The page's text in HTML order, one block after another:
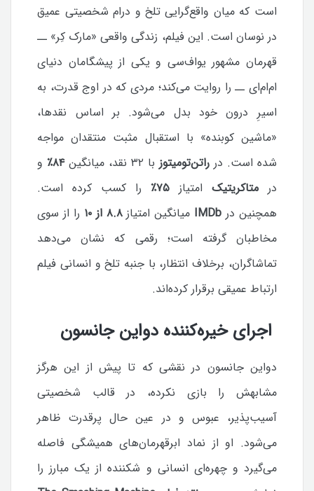
است که میان واقع‌گرایی تلخ و درام شخصیتی عمیق
در نوسان است. این فیلم، زندگی واقعی «مارک کِر» ــ
قهرمان مشهور یو‌اف‌سی و یکی از پیشگامان دنیای
ام‌ام‌ای ــ را روایت می‌کند؛ مردی که در اوج قدرت، به
اسیرِ درون خود بدل می‌شود. بر اساس نقدها،
«ماشین کوبنده» با استقبال مثبت منتقدان مواجه
شده است. درراتن‌تومیتوزبا ۳۲ نقد، میانگین ۸۴٪ و
درمتاکریتیک امتیاز ۷۵٪
را کسب کرده است.
همچنین در IMDb میانگین امتیاز۸.۸ از ۱۰
را از سوی
مخاطبان گرفته است؛ رقمی که نشان می‌دهد
تماشاگران، برخلاف انتظار، با جنبه تلخ و انسانی فیلم
ارتباط عمیقی برقرار کرده‌اند.
اجرای خیره‌کننده دواین جانسون
دواین جانسون در نقشی که تا پیش از این هرگز
مشابهش را بازی نکرده، در قالب شخصیتی
آسیب‌پذیر، عبوس و در عین حال پرقدرت ظاهر
می‌شود. او از نماد ابرقهرمان‌های همیشگی فاصله
می‌گیرد و چهره‌ای انسانی و شکننده از یک مبارز را